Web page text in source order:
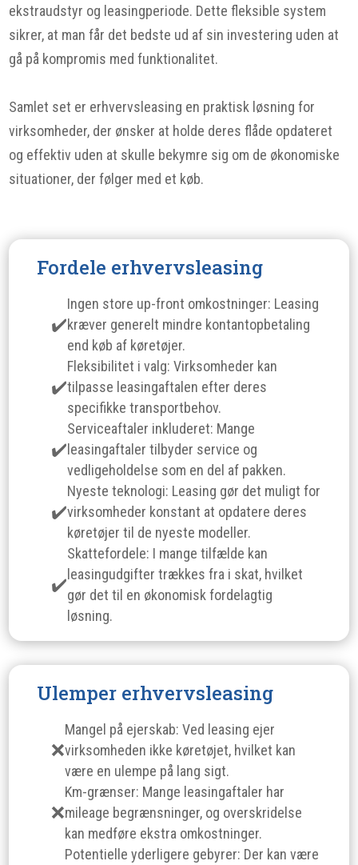
ekstraudstyr og leasingperiode. Dette fleksible system
sikrer, at man får det bedste ud af sin investering uden at
gå på kompromis med funktionalitet.
Samlet set er erhvervsleasing en praktisk løsning for
virksomheder, der ønsker at holde deres flåde opdateret
og effektiv uden at skulle bekymre sig om de økonomiske
situationer, der følger med et køb.
Fordele erhvervsleasing
Ingen store up-front omkostninger: Leasing
kræver generelt mindre kontantopbetaling
end køb af køretøjer.
Fleksibilitet i valg: Virksomheder kan
tilpasse leasingaftalen efter deres
specifikke transportbehov.
Serviceaftaler inkluderet: Mange
leasingaftaler tilbyder service og
vedligeholdelse som en del af pakken.
Nyeste teknologi: Leasing gør det muligt for
virksomheder konstant at opdatere deres
køretøjer til de nyeste modeller.
Skattefordele: I mange tilfælde kan
leasingudgifter trækkes fra i skat, hvilket
gør det til en økonomisk fordelagtig
løsning.
Ulemper erhvervsleasing
Mangel på ejerskab: Ved leasing ejer
virksomheden ikke køretøjet, hvilket kan
være en ulempe på lang sigt.
Km-grænser: Mange leasingaftaler har
mileage begrænsninger, og overskridelse
kan medføre ekstra omkostninger.
Potentielle yderligere gebyrer: Der kan være